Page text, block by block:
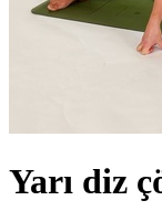
Yarı diz